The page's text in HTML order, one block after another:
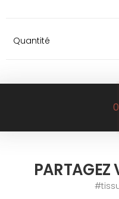
Quantité
0
PARTAGEZ